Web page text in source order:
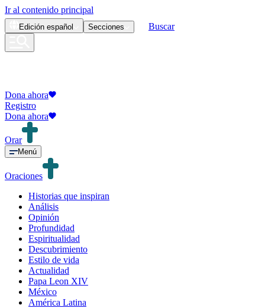
Ir al contenido principal
Edición español Secciones Buscar
Dona ahora
Registro
Dona ahora
Orar
Menú
Oraciones
Historias que inspiran
Análisis
Opinión
Profundidad
Espiritualidad
Descubrimiento
Estilo de vida
Actualidad
Papa Leon XIV
México
América Latina